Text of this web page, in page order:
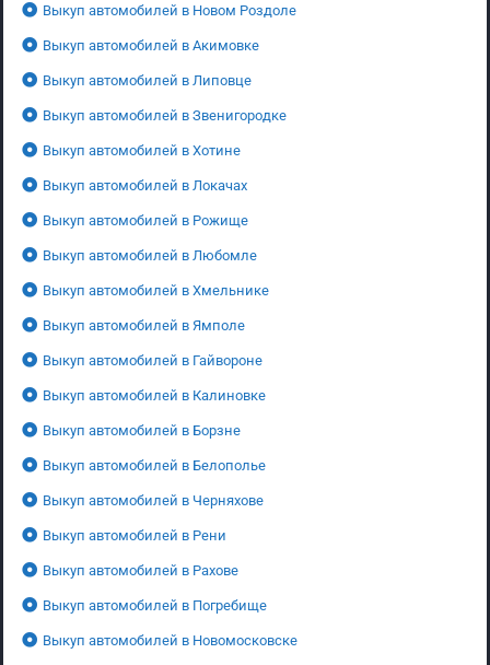
Выкуп автомобилей в Новом Роздоле
Выкуп автомобилей в Акимовке
Выкуп автомобилей в Липовце
Выкуп автомобилей в Звенигородке
Выкуп автомобилей в Хотине
Выкуп автомобилей в Локачах
Выкуп автомобилей в Рожище
Выкуп автомобилей в Любомле
Выкуп автомобилей в Хмельнике
Выкуп автомобилей в Ямполе
Выкуп автомобилей в Гайвороне
Выкуп автомобилей в Калиновке
Выкуп автомобилей в Борзне
Выкуп автомобилей в Белополье
Выкуп автомобилей в Черняхове
Выкуп автомобилей в Рени
Выкуп автомобилей в Рахове
Выкуп автомобилей в Погребище
Выкуп автомобилей в Новомосковске